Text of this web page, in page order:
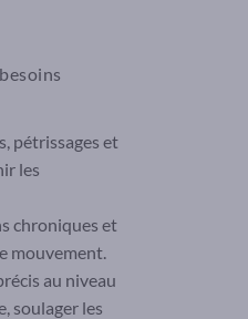
pétrissages et
les
chroniques et
mouvement.
au niveau
soulager les